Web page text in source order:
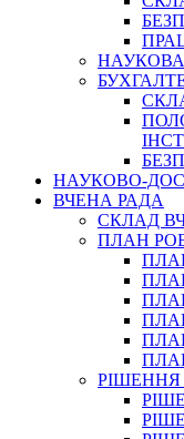
НАУКОВА
НАУКОВО-
ВЧЕНА РАДА
СКЛАД
ПЛАН
РІШЕННЯ